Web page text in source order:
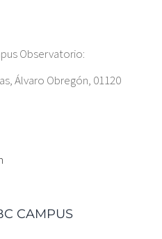
Observatorio:
Álvaro Obregón, 01120
CAMPUS